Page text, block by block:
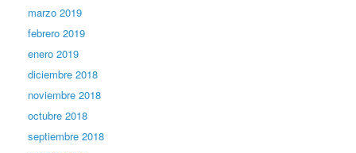
marzo 2019
febrero 2019
enero 2019
diciembre 2018
noviembre 2018
octubre 2018
septiembre 2018